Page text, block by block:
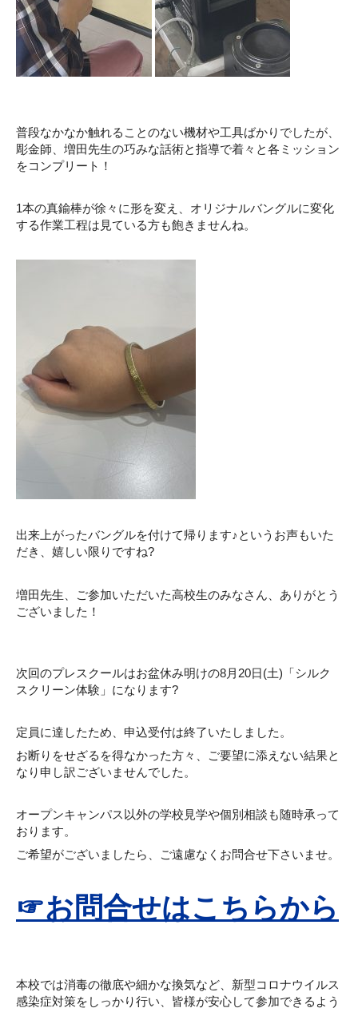
普段なかなか触れることのない機材や工具ばかりでしたが、
彫金師、増田先生の巧みな話術と指導で着々と各ミッション
をコンプリート！
1本の真鍮棒が徐々に形を変え、オリジナルバングルに変化
する作業工程は見ている方も飽きませんね。
出来上がったバングルを付けて帰ります♪というお声もいた
だき、嬉しい限りですね?
増田先生、ご参加いただいた高校生のみなさん、ありがとう
ございました！
次回のプレスクールはお盆休み明けの8月20日(土)「シルク
スクリーン体験」になります?
定員に達したため、申込受付は終了いたしました。
お断りをせざるを得なかった方々、ご要望に添えない結果と
なり申し訳ございませんでした。
オープンキャンパス以外の学校見学や個別相談も随時承って
おります。
ご希望がございましたら、ご遠慮なくお問合せ下さいませ。
☞お問合せはこちらから
本校では消毒の徹底や細かな換気など、新型コロナウイルス
感染症対策をしっかり行い、皆様が安心して参加できるよう